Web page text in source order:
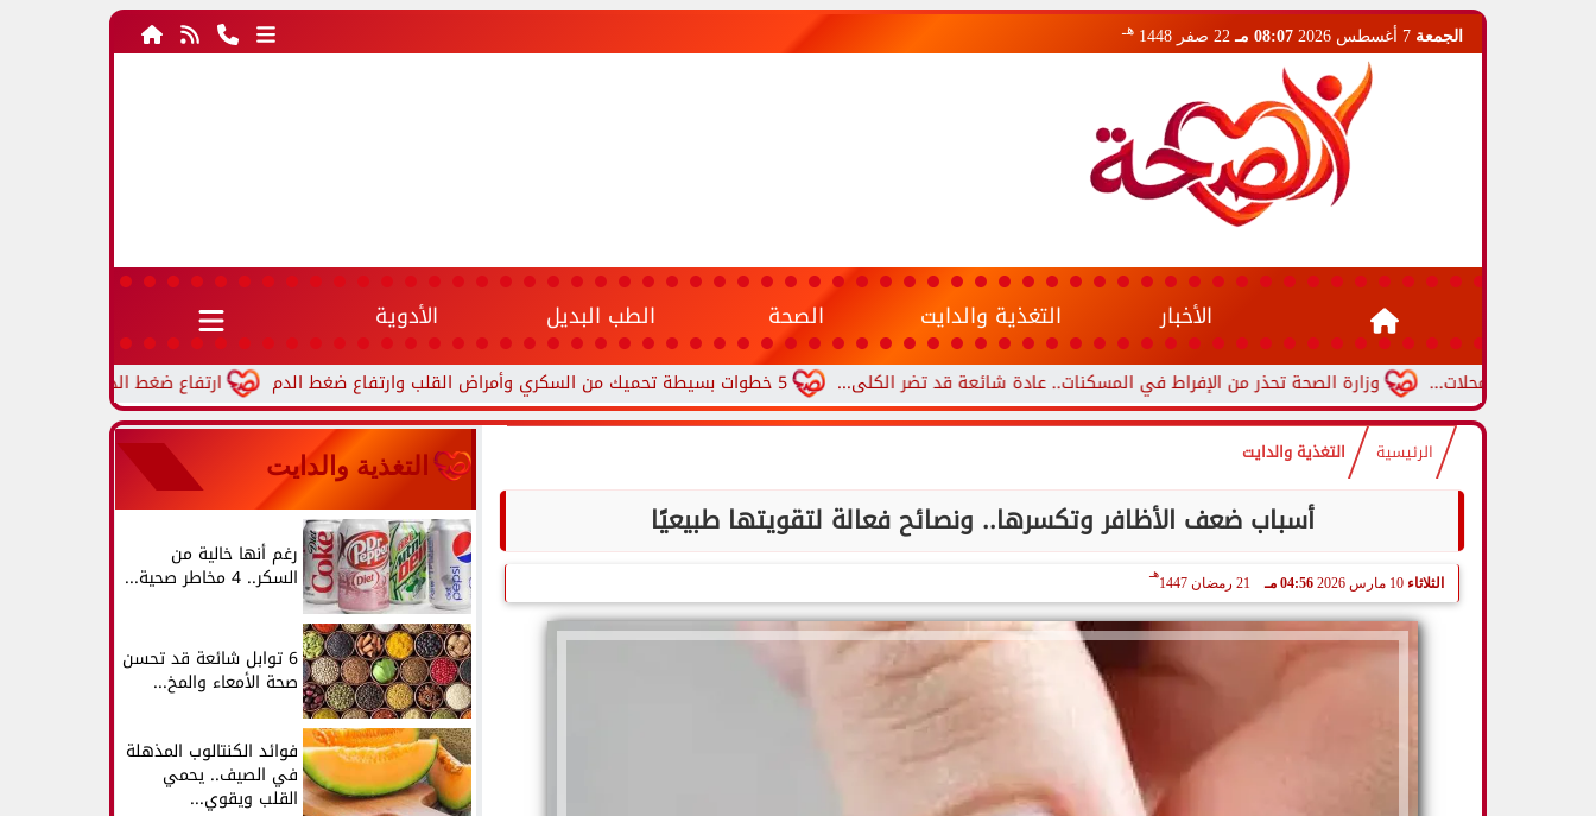
الجمعة 08:07 مـ 22 صفر 1448 هـ
الأخبار التغذية والدايت الصحة الطب البديل الأدوية
ارتفاع ضغط الدم أثناء النوم.. أسباب 5 خطوات بسيطة تحميك من السكري وأمراض القلب وارتفاع ضغط الدم وزارة الصحة تحذر من الإفراط في المسكنات.. عادة شائعة قد تضر الكلى...
الرئيسية التغذية والدايت
أسباب ضعف الأظافر وتكسرها.. ونصائح فعالة لتقويتها طبيعيًا
الثلاثاء 10 مارس 2026 04:56 مـ 21 رمضان 1447
هـ
التغذية والدايت
رغم أنها خالية من
السكر.. 4 مخاطر صحية...
6 توابل شائعة قد تحسن
صحة الأمعاء والمخ...
فوائد الكنتالوب المذهلة
في الصيف.. يحمي
القلب ويقوي...